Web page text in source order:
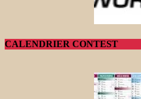
CALENDRIER CONTEST